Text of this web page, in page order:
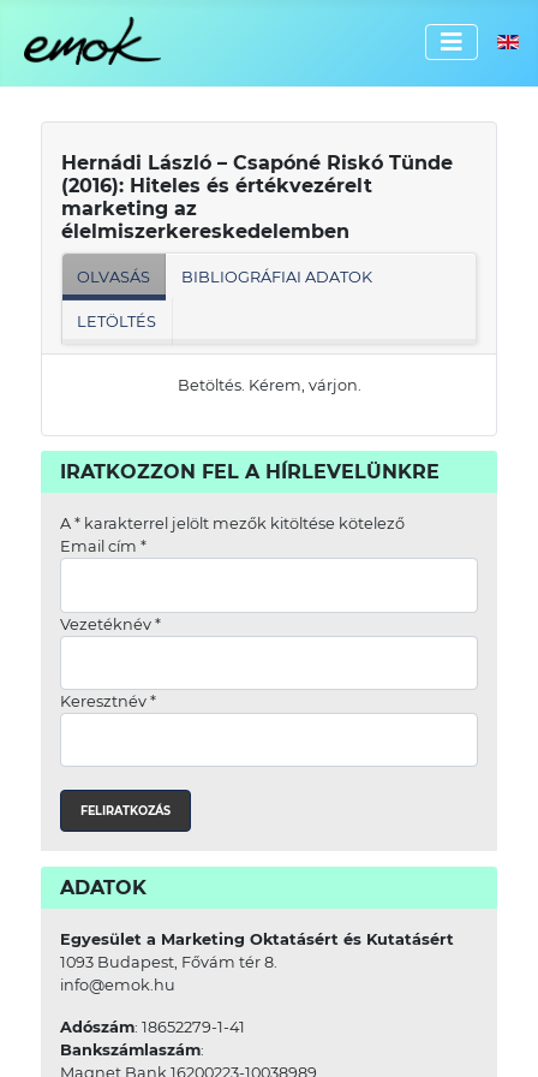
Hernádi László – Csapóné Riskó Tünde
(2016): Hiteles és értékvezérelt
marketing az
élelmiszerkereskedelemben
OLVASÁS BIBLIOGRÁFIAI ADATOK
LETÖLTÉS
Betöltés. Kérem, várjon.
IRATKOZZON FEL A HÍRLEVELÜNKRE
A *karakterrel jelölt mezők kitöltése kötelező
Email cím *
Vezetéknév *
Keresztnév *
ADATOK
Egyesület a Marketing Oktatásért és Kutatásért
1093 Budapest, Fővám tér 8.
info@emok.hu
Adószám: 18652279-1-41
Bankszámlaszám:
Magnet Bank 16200223-10038989